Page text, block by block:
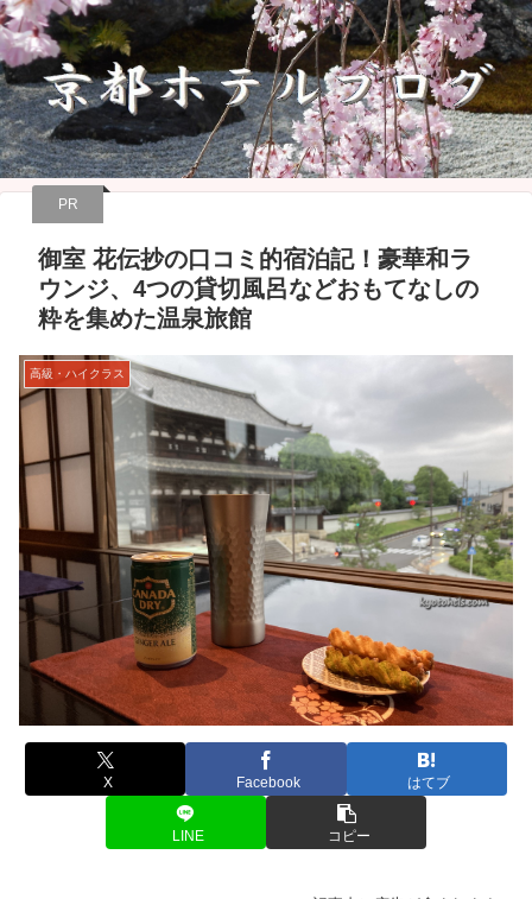
PR
御室 花伝抄の口コミ的宿泊記！豪華和ラ
ウンジ、4つの貸切風呂などおもてなしの
粋を集めた温泉旅館
高級・ハイクラス
X Facebook はてブ
LINE コピー